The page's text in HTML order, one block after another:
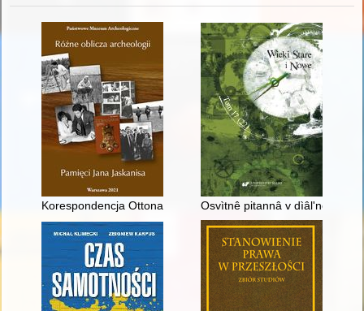
Korespondencja Ottona Szrejbera w sprawie zabytków
Osvìtnê pitannâ v dìâlʹnostì